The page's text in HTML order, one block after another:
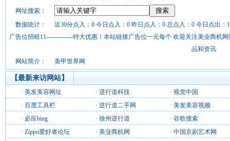
网址搜索：
数据统计：
近30分点入：0 今日点入：0 昨日点入：0 总点入：0 今日点出：
广告位招租11-------------特大优惠！本站链接广告位一元每个 欢迎关注美业商机
品和资讯
网站简介：
美甲世界网
【最新来访网站】
· 美发美容网址 · 逆行道科技 · 视觉中国
· 百度工具栏 · 逆行道二手网 · 美发美容视频
· 必应bing · 徐州逆行道 · 谷歌搜索
· Zippo爱好者论坛 · 美业商机网 · 中国京剧艺术网